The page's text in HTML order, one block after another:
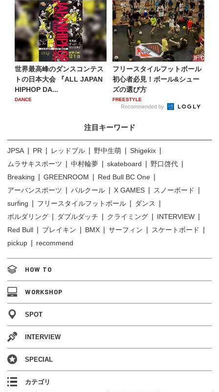
世界最高峰のダンスコンテス
トの日本大会 『ALL JAPAN
HIPHOP DA...
DANCE
フリースタイルフットボール
初心者必見！ボール&シュー
ズの選び方
FREESTYLE
Recommended by
注目キーワード
JPSA PR レッドブル 野中生萌
Shigekix
ムラサキスポーツ
中村輪夢 skateboard
野口啓代
Breaking
GREENROOM
Red Bull BC One
アーバンスポーツ
パルクール X GAMES
スノーボード
surfing
フリースタイルフットボール
ダンス
ボルダリング
ダブルダッチ クライミング
INTERVIEW
Red Bull
ブレイキン BMX サーフィン
スケートボード
pickup
recommend
HOW TO
WORKSHOP
SPOT
INTERVIEW
SPECIAL
カテゴリ